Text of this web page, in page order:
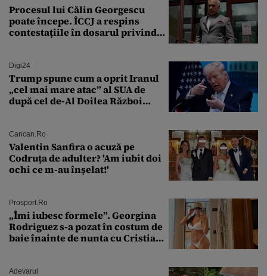
Procesul lui Călin Georgescu
poate începe. ÎCCJ a respins
contestațiile în dosarul privind
Digi24
Trump spune cum a oprit Iranul
„cel mai mare atac” al SUA de
după cel de-Al Doilea Război
Cancan.ro
Valentin Sanfira o acuză pe
Codruța de adulter? 'Am iubit doi
ochi ce m-au înșelat!'
Prosport.ro
„Îmi iubesc formele”. Georgina
Rodriguez s-a pozat în costum de
baie înainte de nunta cu Cristiano
Adevarul